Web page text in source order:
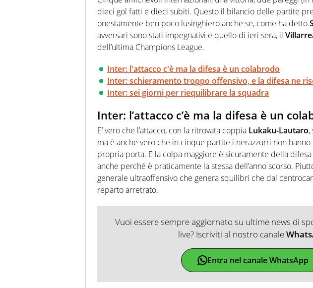
dieci gol fatti e dieci subiti. Questo il bilancio delle partite
onestamente ben poco lusinghiero anche se, come ha detto
avversari sono stati impegnativi e quello di ieri sera, il
dell’ultima Champions League.
Inter: l'attacco c'è ma la difesa è un colabrodo
Inter: schieramento troppo offensivo, e la difesa ne
Inter: sei giorni per riequilibrare la squadra
Inter: l’attacco c’è ma la difesa è un
E’ vero che l’attacco, con la ritrovata coppia Lukaku-Lautaro,
ma è anche vero che in cinque partite i nerazzurri non
propria porta. E la colpa maggiore è sicuramente della
anche perché è praticamente la stessa dell’anno scorso.
generale ultraoffensivo che genera squilibri che dal
reparto arretrato.
Vuoi essere sempre aggiornato su ultime news di
live? Iscriviti al nostro canale
Entra nel canale WhatsApp